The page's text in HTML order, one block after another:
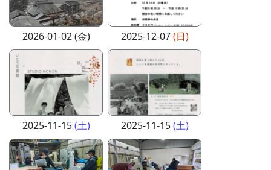
2026-01-02 (金) 2025-12-07(日)
2025-11-15(土) 2025-11-15(土)